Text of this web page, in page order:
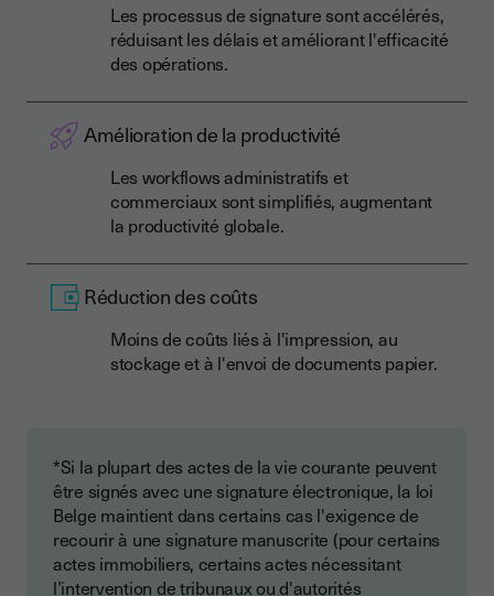
Les processus de signature sont accélérés,
réduisant les délais et améliorant l'efficacité
des opérations.
Amélioration de la productivité
Les workflows administratifs et
commerciaux sont simplifiés, augmentant
la productivité globale.
Réduction des coûts
Moins de coûts liés à l'impression, au
stockage et à l'envoi de documents papier.
*Si la plupart des actes de la vie courante peuvent
être signés avec une signature électronique, la loi
Belge maintient dans certains cas l'exigence de
recourir à une signature manuscrite (pour certains
actes immobiliers, certains actes nécessitant
l’intervention de tribunaux ou d'autorités